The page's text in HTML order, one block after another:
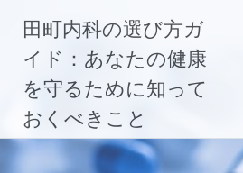
ス
田町内科の選び方ガ
イド：あなたの健康
を守るために知って
おくべきこと